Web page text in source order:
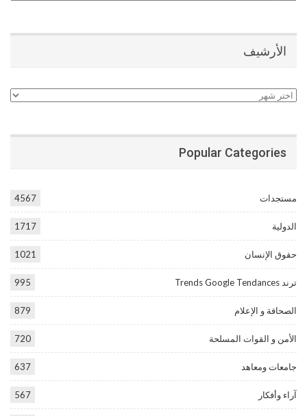
الأرشيف
الأرشيف
Popular Categories
مستجدات 4567
الدولية 1717
حقوق الإنسان 1021
ترند Trends Google Tendances 995
الصحافة و الإعلام 879
الأمن و القوات المسلحة 720
جامعات ومعاهد 637
آراء وأفكار 567